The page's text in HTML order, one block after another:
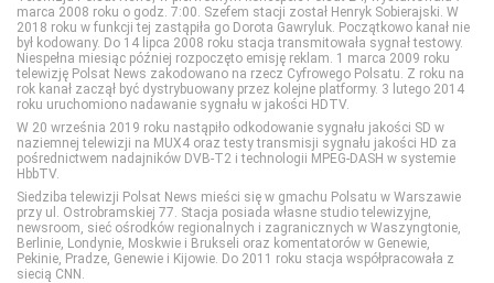
FILMBOX+ Action
FILMBOX+ Comedy
FILMBOX+ Emotion
FILMBOX+ Festival
Polsat Sport Extra 2
Polsat Sport Extra 3
Polsat Sport Extra 4
Polsat Sport Fight
Fokus TV
HISTORY
HISTORY 2
ID
Polsat Play
Polsat Rodzina
TLC
TTV
Nicktoons
TVP ABC
marca 2008 roku o godz. 7:00. Szefem stacji został Henryk Sobierajski. W
2018 roku w funkcji tej zastąpiła go Dorota Gawryluk. Początkowo kanał nie
był kodowany. Do 14 lipca 2008 roku stacja transmitowała sygnał testowy.
Niespełna miesiąc później rozpoczęto emisję reklam. 1 marca 2009 roku
telewizję Polsat News zakodowano na rzecz Cyfrowego Polsatu. Z roku na
rok kanał zaczął być dystrybuowany przez kolejne platformy. 3 lutego 2014
roku uruchomiono nadawanie sygnału w jakości HDTV.
W 20 września 2019 roku nastąpiło odkodowanie sygnału jakości SD w
naziemnej telewizji na MUX4 oraz testy transmisji sygnału jakości HD za
pośrednictwem nadajników DVB-T2 i technologii MPEG-DASH w systemie
HbbTV.
Siedziba telewizji Polsat News mieści się w gmachu Polsatu w Warszawie
przy ul. Ostrobramskiej 77. Stacja posiada własne studio telewizyjne,
newsroom, sieć ośrodków regionalnych i zagranicznych w Waszyngtonie,
Berlinie, Londynie, Moskwie i Brukseli oraz komentatorów w Genewie,
Pekinie, Pradze, Genewie i Kijowie. Do 2011 roku stacja współpracowała z
siecią CNN.